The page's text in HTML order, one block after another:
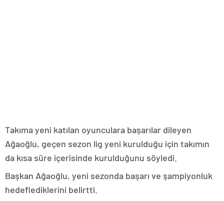
Takıma yeni katılan oyunculara başarılar dileyen
Ağaoğlu, geçen sezon lig yeni kurulduğu için takımın
da kısa süre içerisinde kurulduğunu söyledi.
Başkan Ağaoğlu, yeni sezonda başarı ve şampiyonluk
hedeflediklerini belirtti.